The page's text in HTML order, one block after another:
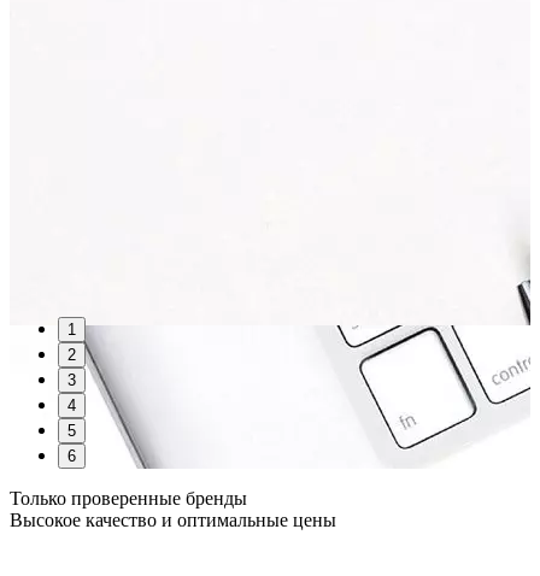
1
2
3
4
5
6
Только проверенные бренды
Высокое качество и оптимальные цены